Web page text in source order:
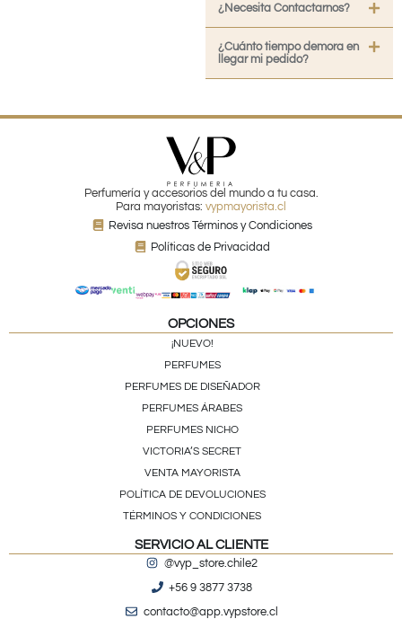
¿Necesita Contactarnos?
¿Cuánto tiempo demora en
llegar mi pedido?
Perfumería y accesorios del mundo a tu casa.
Para mayoristas: vypmayorista.cl
Revisa nuestros Términos y Condiciones
Políticas de Privacidad
OPCIONES
¡NUEVO!
PERFUMES
PERFUMES DE DISEÑADOR
PERFUMES ÁRABES
PERFUMES NICHO
VICTORIA’S SECRET
VENTA MAYORISTA
POLÍTICA DE DEVOLUCIONES
TÉRMINOS Y CONDICIONES
SERVICIO AL CLIENTE
@vyp_store.chile2
+56 9 3877 3738
contacto@app.vypstore.cl